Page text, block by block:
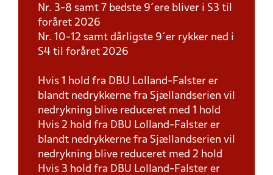
Nr. 3-8 samt 7 bedste 9´ere bliver i S3 til
foråret 2026
Nr. 10-12 samt dårligste 9´er rykker ned i
S4 til foråret 2026
Hvis 1 hold fra DBU Lolland-Falster er
blandt nedrykkerne fra Sjællandserien vil
nedrykning blive reduceret med 1 hold
Hvis 2 hold fra DBU Lolland-Falster er
blandt nedrykkerne fra Sjællandserien vil
nedrykning blive reduceret med 2 hold
Hvis 3 hold fra DBU Lolland-Falster er